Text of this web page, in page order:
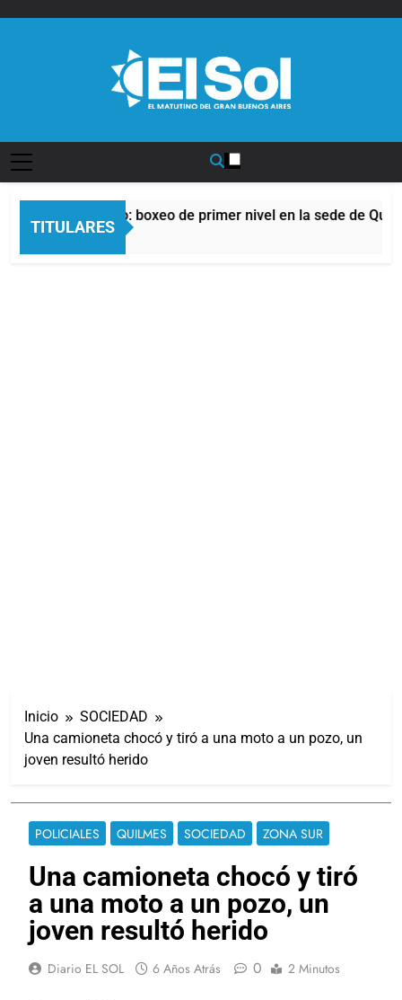
TITULARES
Afro Quilmeño: boxeo de primer nivel en la sede de
Inicio
SOCIEDAD
Una camioneta chocó y tiró a una moto a un pozo, un
joven resultó herido
POLICIALES QUILMES SOCIEDAD ZONA SUR
Una camioneta chocó y tiró
a una moto a un pozo, un
joven resultó herido
Diario EL SOL 6 Años Atrás 0 2 Minutos